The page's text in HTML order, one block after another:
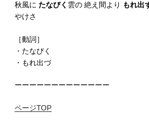
秋風に たなびく 雲の 絶え間より もれ出
やけさ
［動詞］
・たなびく
・もれ出づ
ーーーーーーーーーーーーー
ページTOP